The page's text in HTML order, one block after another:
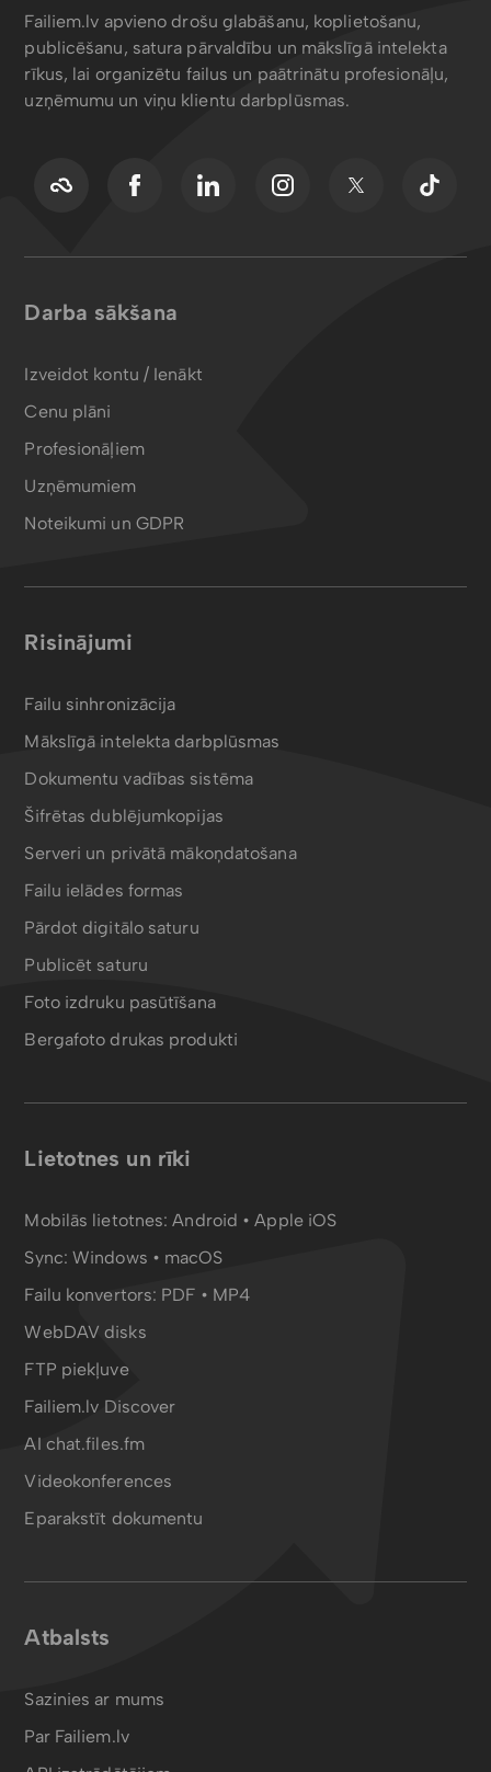
Failiem.lv apvieno drošu glabāšanu, koplietošanu,
publicēšanu, satura pārvaldību un mākslīgā intelekta
rīkus, lai organizētu failus un paātrinātu profesionāļu,
uzņēmumu un viņu klientu darbplūsmas.
Darba sākšana
Izveidot kontu / Ienākt
Cenu plāni
Profesionāļiem
Uzņēmumiem
Noteikumi un GDPR
Risinājumi
Failu sinhronizācija
Mākslīgā intelekta darbplūsmas
Dokumentu vadības sistēma
Šifrētas dublējumkopijas
Serveri un privātā mākoņdatošana
Failu ielādes formas
Pārdot digitālo saturu
Publicēt saturu
Foto izdruku pasūtīšana
Bergafoto drukas produkti
Lietotnes un rīki
Mobilās lietotnes:Android •Apple iOS
Sync:Windows • macOS
Failu konvertors: PDF • MP4
WebDAV disks
FTP piekļuve
Failiem.lv Discover
AI chat.files.fm
Videokonferences
Eparakstīt dokumentu
Atbalsts
Sazinies ar mums
Par Failiem.lv